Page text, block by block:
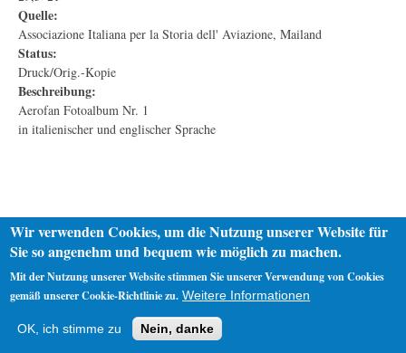
Quelle:
Associazione Italiana per la Storia dell' Aviazione, Mailand
Status:
Druck/Orig.-Kopie
Beschreibung:
Aerofan Fotoalbum Nr. 1
in italienischer und englischer Sprache
Impressum
Wir verwenden Cookies, um die Nutzung unserer Website für
Sie so angenehm und bequem wie möglich zu machen.
Mit der Nutzung unserer Website stimmen Sie unserer Verwendung von Cookies
gemäß unserer Cookie-Richtlinie zu. Weitere Informationen
OK, ich stimme zu Nein, danke